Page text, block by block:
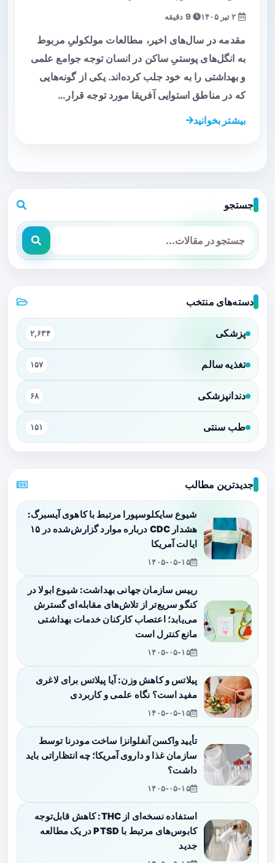
9 دقیقه
مقدمه در سال‌های اخیر، مطالعات مولکولیِ مربوط
به انگل‌های پوستیِ ساکن در انسان توجه جوامع علمی
و بهداشتی را به خود جلب کرده‌اند. یکی از گونه‌هایی
که در مناطق استوایی آفریقا مورد توجه قرار…
بیشتر بخوانید
جستجو
دسته‌های منتخب
پزشکی ۲,۶۳۴
تغذیه سالم ۱۵۷
دندانپزشکی ۶۸
طب سنتی ۱۵۱
جدیدترین مطالب
شیوع سایکلوسپورا مرتبط با کاهوی آیسبرگ:
هشدار CDC درباره موارد گزارش‌شده در ۱۵
ایالت آمریکا
۱۴۰۵-۰۵-۱۵
رییس سازمان جهانی بهداشت: شیوع ابولا در
کنگو سریع‌تر از تلاش‌های مقابله‌ای گسترش
می‌یابد؛ اعتصاب کارکنان خدمات بهداشتی
مانع کنترل است
۱۴۰۵-۰۵-۱۵
پیلاتس و کاهش وزن: آیا پیلاتس برای لاغری
مفید است؟ نگاه علمی و کاربردی
۱۴۰۵-۰۵-۱۵
تأیید واکسن آنفلوانزا ساخت مودرنا توسط
سازمان غذا و داروی آمریکا؛ چه انتظاراتی باید
داشت؟
۱۴۰۵-۰۵-۱۵
استفاده نسخه‌ای از THC: کاهش قابل‌توجه
کابوس‌های مرتبط با PTSD در یک مطالعه
جدید